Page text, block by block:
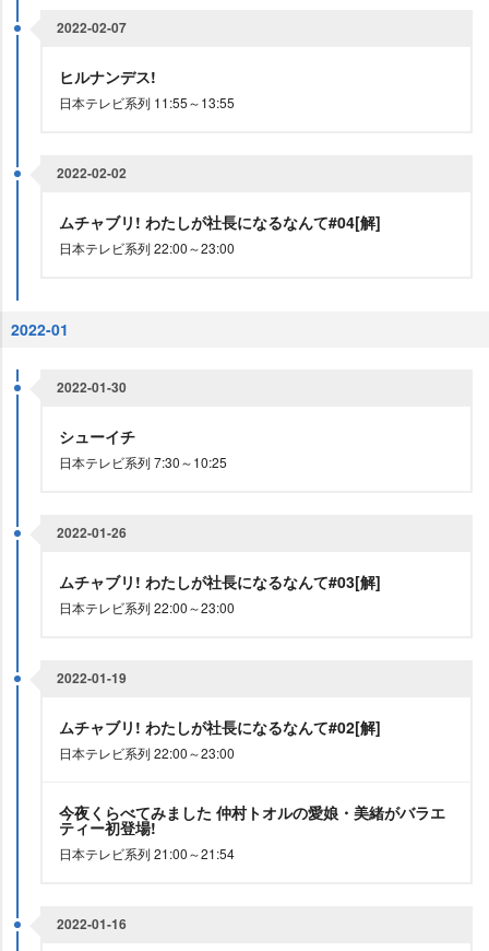
2022-02-07
ヒルナンデス!
日本テレビ系列 11:55～13:55
2022-02-02
ムチャブリ! わたしが社長になるなんて#04[解]
日本テレビ系列 22:00～23:00
2022-01
2022-01-30
シューイチ
日本テレビ系列 7:30～10:25
2022-01-26
ムチャブリ! わたしが社長になるなんて#03[解]
日本テレビ系列 22:00～23:00
2022-01-19
ムチャブリ! わたしが社長になるなんて#02[解]
日本テレビ系列 22:00～23:00
今夜くらべてみました 仲村トオルの愛娘・美緒がバラエ
ティー初登場!
日本テレビ系列 21:00～21:54
2022-01-16